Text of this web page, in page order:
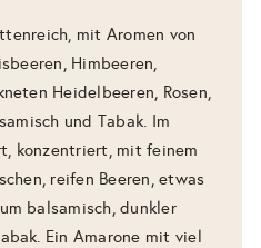
mit Aromen von
Himbeeren,
Heidelbeeren, Rosen,
und Tabak. Im
konzentriert, mit feinem
reifen Beeren, etwas
balsamisch, dunkler
Ein Amarone mit viel